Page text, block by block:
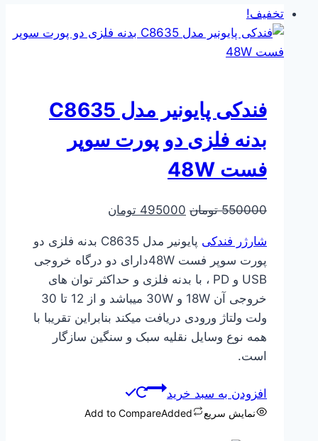
تخفیف!
فندکی پایونیر مدل C8635
بدنه فلزی دو پورت سوپر
فست 48W
550000 تومان قیمت
550000 تومان
بود.
495000 تومان
495000 تومان
است.
شارژر فندکی
پایونیر مدل C8635 بدنه فلزی دو
پورت سوپر فست 48Wدارای دو درگاه خروجی
USB و PD ، با بدنه فلزی و حداکثر توان های
خروجی آن 18W و 30W میباشد و از 12 تا 30
ولت ولتاژ ورودی دریافت میکند بنابراین تقریبا با
همه نوع وسایل نقلیه سبک و سنگین سازگار
است.
افزودن به سبد خرید
نمایش سریع Add to CompareAdded